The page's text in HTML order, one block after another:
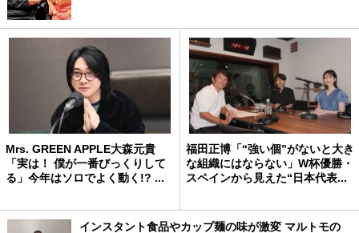
Mrs. GREEN APPLE大森元貴
「実は！ 僕が一番びっくりして
る」今年はソロでよく動く!? ...
福田正博「“強い個”がないと大き
な組織にはならない」W杯優勝・
スペインから見えた“日本代表...
インスタント食品やカップ麺の味が激変 マルトモの